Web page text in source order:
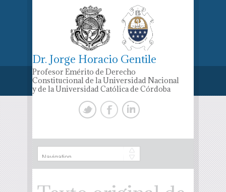
Dr. Jorge Horacio Gentile
Profesor Emérito de Derecho
Constitucional de la Universidad Nacional
y de la Universidad Católica de Córdoba